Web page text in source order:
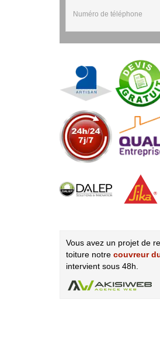
Vous avez un projet de
toiture notre couvreur
intervient sous 48h.